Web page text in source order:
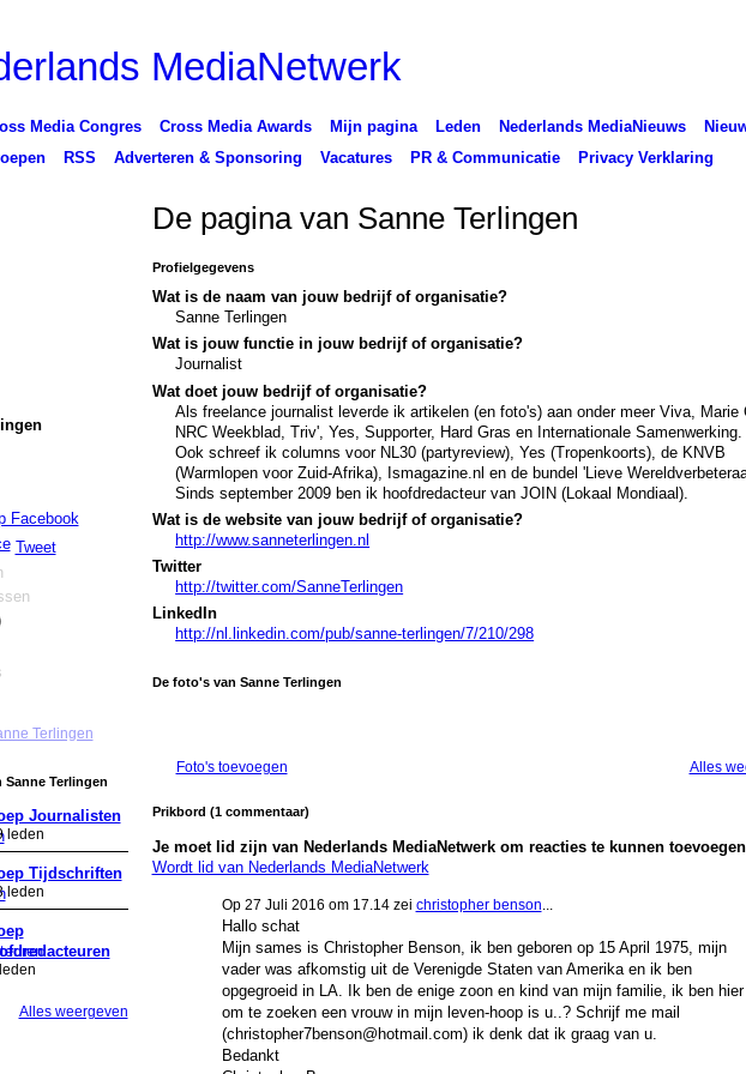
Media Congres Cross Media Awards Mijn pagina Leden Nederlands MediaNieuws
RSS Adverteren & Sponsoring Vacatures PR & Communicatie Privacy Verklaring
Facebook
Tweet
Terlingen
Sanne Terlingen
Journalisten
leden
Tijdschriften
leden
Alles weergeven
De pagina van Sanne Terlingen
Profielgegevens
Wat is de naam van jouw bedrijf of organisatie?
Sanne Terlingen
Wat is jouw functie in jouw bedrijf of organisatie?
Journalist
Wat doet jouw bedrijf of organisatie?
Als freelance journalist leverde ik artikelen (en foto's) aan onder meer Viva, Marie
NRC Weekblad, Triv', Yes, Supporter, Hard Gras en Internationale Samenwerking.
Ook schreef ik columns voor NL30 (partyreview), Yes (Tropenkoorts), de KNVB
(Warmlopen voor Zuid-Afrika), Ismagazine.nl en de bundel 'Lieve
Sinds september 2009 ben ik hoofdredacteur van JOIN (Lokaal Mondiaal).
Wat is de website van jouw bedrijf of organisatie?
http://www.sanneterlingen.nl
Twitter
http://twitter.com/SanneTerlingen
LinkedIn
http://nl.linkedin.com/pub/sanne-terlingen/7/210/298
De foto's van Sanne Terlingen
Foto's toevoegen Alles
Prikbord (1 commentaar)
Je moet lid zijn van Nederlands MediaNetwerk om reacties te kunnen
Wordt lid van Nederlands MediaNetwerk
Op 27 Juli 2016 om 17.14 zei christopher benson
Hallo schat
Mijn sames is Christopher Benson, ik ben geboren op 15 April 1975, mijn
vader was afkomstig uit de Verenigde Staten van Amerika en ik ben
opgegroeid in LA. Ik ben de enige zoon en kind van mijn familie, ik ben hier
om te zoeken een vrouw in mijn leven-hoop is u..? Schrijf me mail
(christopher7benson@hotmail.com) ik denk dat ik graag van u.
Bedankt